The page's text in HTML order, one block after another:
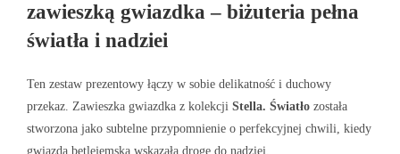
zawieszką gwiazdka – biżuteria pełna
światła i nadziei
Ten zestaw prezentowy łączy w sobie delikatność i duchowy
przekaz. Zawieszka gwiazdka z kolekcji Stella. Światło została
stworzona jako subtelne przypomnienie o perfekcyjnej chwili, kiedy
gwiazda betlejemska wskazała drogę do nadziei.